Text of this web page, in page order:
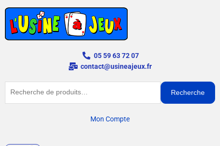
contenu
05 59 63 72 07
contact@usineajeux.fr
Recherche
Mon Compte